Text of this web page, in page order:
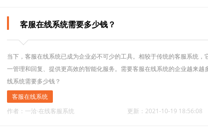
客服在线系统需要多少钱？
当下，客服在线系统已成为企业必不可少的工具。相较于传统的客服系统
一管理和回复、提供更高效的智能化服务。需要客服在线系统的企业越来越
线系统需要多少钱？
客服在线系统
作者：一洽·在线客服系统
更新：2021-10-19 18:56:08